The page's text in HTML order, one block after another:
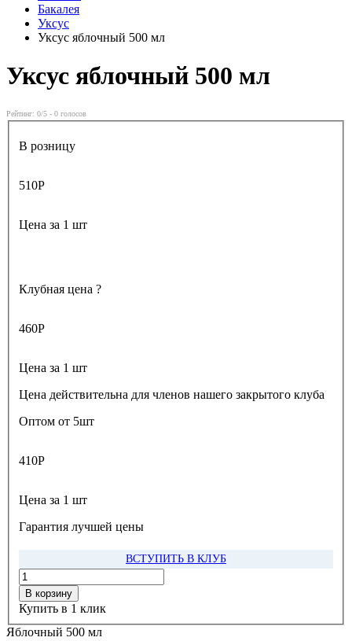
Бакалея
Уксус
Уксус яблочный 500 мл
Уксус яблочный 500 мл
Рейтинг: 0/5 - 0 голосов
В розницу
510Р
Цена за 1 шт
Клубная цена ?
460Р
Цена за 1 шт
Цена действительна для членов нашего закрытого клуба
Оптом от 5шт
410Р
Цена за 1 шт
Гарантия лучшей цены
ВСТУПИТЬ В КЛУБ
В корзину
Купить в 1 клик
Яблочный 500 мл